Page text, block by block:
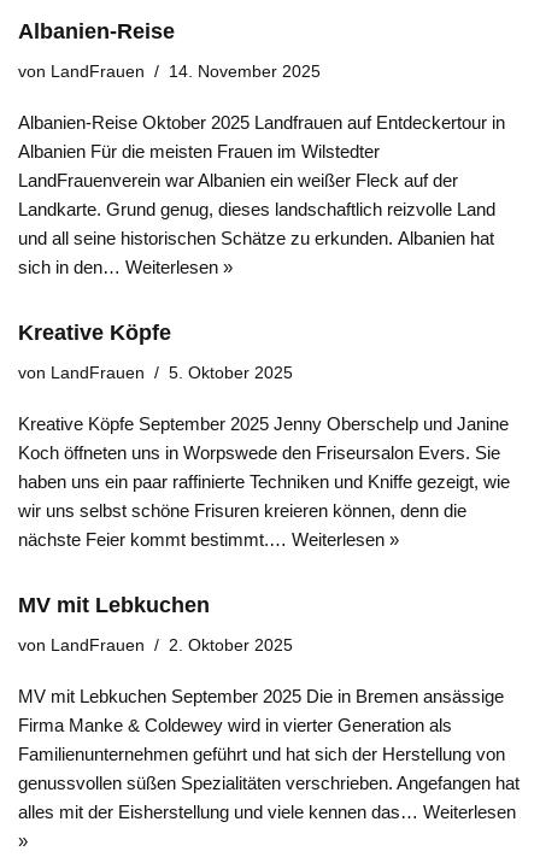
Albanien-Reise
von LandFrauen 14. November 2025
Albanien-Reise Oktober 2025 Landfrauen auf Entdeckertour in
Albanien Für die meisten Frauen im Wilstedter
LandFrauenverein war Albanien ein weißer Fleck auf der
Landkarte. Grund genug, dieses landschaftlich reizvolle Land
und all seine historischen Schätze zu erkunden. Albanien hat
sich in den… Weiterlesen »
Kreative Köpfe
von LandFrauen 5. Oktober 2025
Kreative Köpfe September 2025 Jenny Oberschelp und Janine
Koch öffneten uns in Worpswede den Friseursalon Evers. Sie
haben uns ein paar raffinierte Techniken und Kniffe gezeigt, wie
wir uns selbst schöne Frisuren kreieren können, denn die
nächste Feier kommt bestimmt.… Weiterlesen »
MV mit Lebkuchen
von LandFrauen 2. Oktober 2025
MV mit Lebkuchen September 2025 Die in Bremen ansässige
Firma Manke & Coldewey wird in vierter Generation als
Familienunternehmen geführt und hat sich der Herstellung von
genussvollen süßen Spezialitäten verschrieben. Angefangen hat
alles mit der Eisherstellung und viele kennen das… Weiterlesen
»